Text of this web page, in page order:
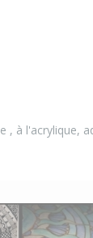
, à l'acrylique,